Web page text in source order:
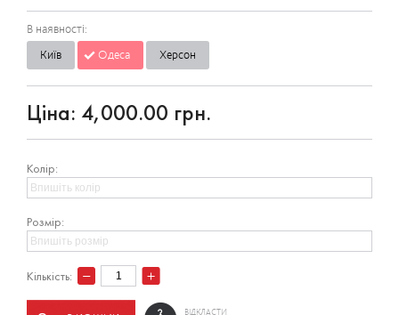
В наявності:
Київ
Одеса Херсон
Ціна: 4,000.00 грн.
Колір:
Розмір:
Кількість:
ВІДКЛАСТИ